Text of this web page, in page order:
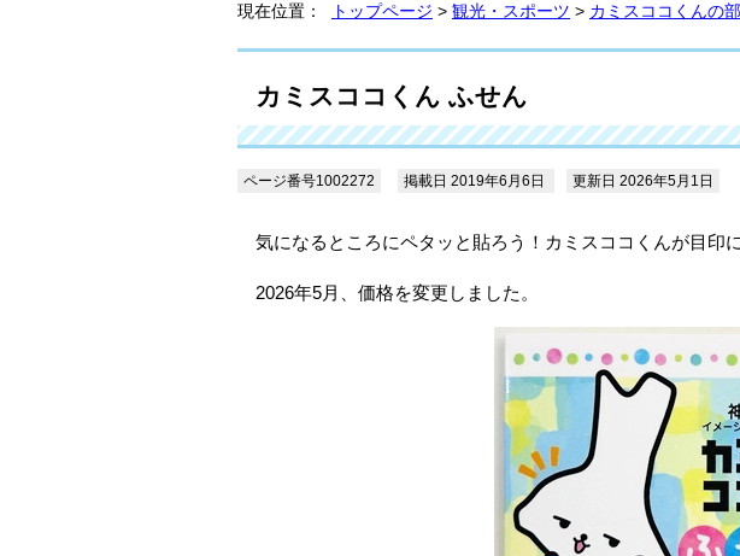
現在位置： トップページ > 観光・スポーツ > カミスココくんの
カミスココくん ふせん
ページ番号1002272 掲載日 2019年6月6日 更新日 2026年5月1日
気になるところにペタッと貼ろう！カミスココくんが目印
2026年5月、価格を変更しました。